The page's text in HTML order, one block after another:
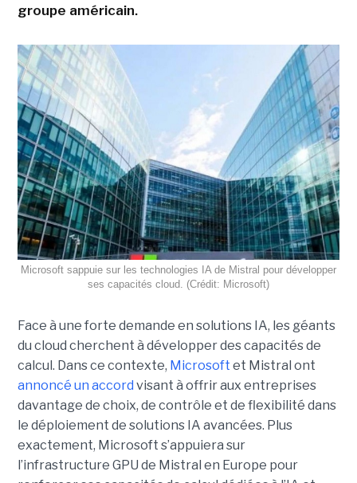
groupe américain.
Microsoft sappuie sur les technologies IA de Mistral pour développer
ses capacités cloud. (Crédit: Microsoft)
Face à une forte demande en solutions IA, les géants
du cloud cherchent à développer des capacités de
calcul. Dans ce contexte, Microsoft et Mistral ont
annoncé un accord visant à offrir aux entreprises
davantage de choix, de contrôle et de flexibilité dans
le déploiement de solutions IA avancées. Plus
exactement, Microsoft s’appuiera sur
l’infrastructure GPU de Mistral en Europe pour